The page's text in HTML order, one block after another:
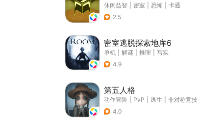
休闲益智 密室 恐怖
卡通
2.5
密室逃脱探索地库6
单机 解谜 推理
写实
4.9
第五人格
动作冒险 PvP 逃生
非对称竞技
4.0